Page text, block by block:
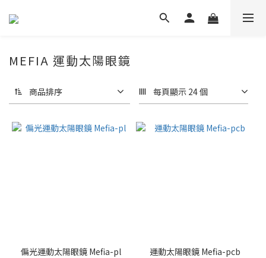
MEFIA 運動太陽眼鏡
商品排序 每頁顯示 24 個
偏光運動太陽眼鏡 Mefia-pl 運動太陽眼鏡 Mefia-pcb